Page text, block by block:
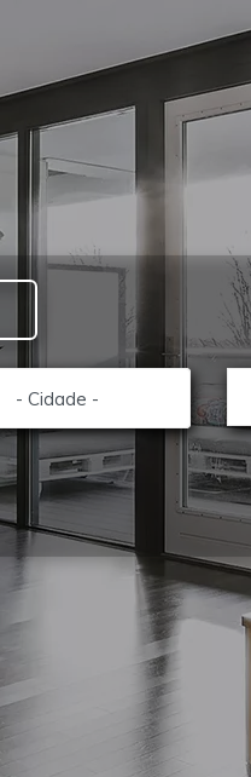
- Cidade -